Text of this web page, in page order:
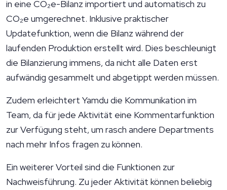
in eine CO₂e-Bilanz importiert und automatisch zu
CO₂e umgerechnet. Inklusive praktischer
Updatefunktion, wenn die Bilanz während der
laufenden Produktion erstellt wird. Dies beschleunigt
die Bilanzierung immens, da nicht alle Daten erst
aufwändig gesammelt und abgetippt werden müssen.
Zudem erleichtert Yamdu die Kommunikation im
Team, da für jede Aktivität eine Kommentarfunktion
zur Verfügung steht, um rasch andere Departments
nach mehr Infos fragen zu können.
Ein weiterer Vorteil sind die Funktionen zur
Nachweisführung. Zu jeder Aktivität können beliebig